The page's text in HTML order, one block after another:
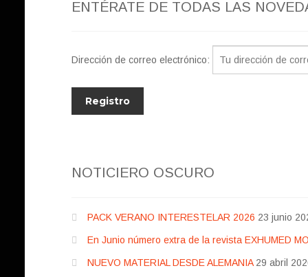
ENTÉRATE DE TODAS LAS
Dirección de correo electrónico:
NOTICIERO OSCURO
PACK VERANO INTERESTELAR 2026 23 junio
En Junio número extra de la revista EXHUMED
NUEVO MATERIAL DESDE ALEMANIA 29 abril